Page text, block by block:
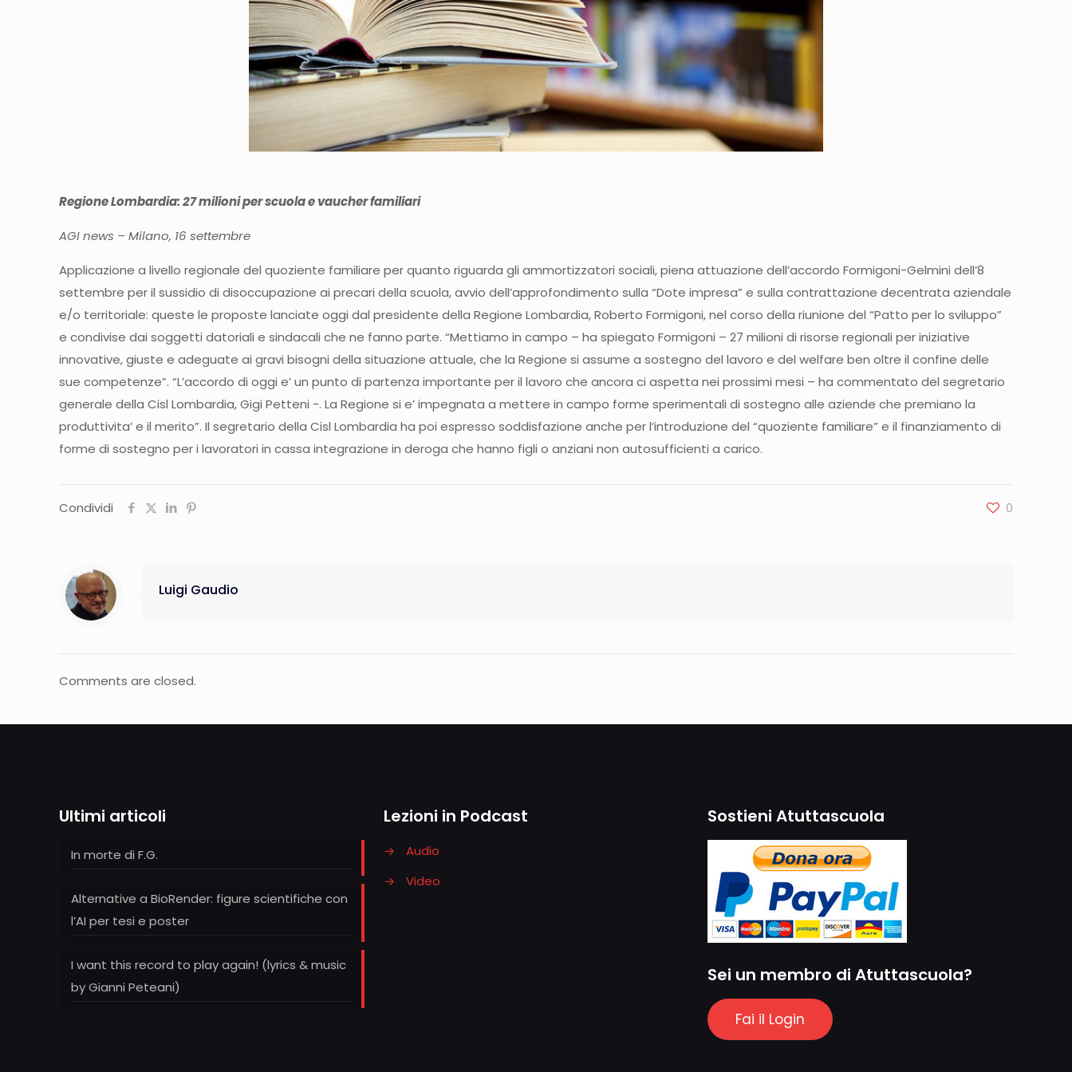
Regione Lombardia: 27 milioni per scuola e vaucher familiari
AGI news – Milano, 16 settembre
Applicazione a livello regionale del quoziente familiare per quanto riguarda gli ammortizzatori sociali, piena attuazione dell’accordo Formigoni-Gelmini dell’8
settembre per il sussidio di disoccupazione ai precari della scuola, avvio dell’approfondimento sulla “Dote impresa” e sulla contrattazione decentrata aziendale
e/o territoriale: queste le proposte lanciate oggi dal presidente della Regione Lombardia, Roberto Formigoni, nel corso della riunione del “Patto per lo sviluppo”
e condivise dai soggetti datoriali e sindacali che ne fanno parte. “Mettiamo in campo – ha spiegato Formigoni – 27 milioni di risorse regionali per iniziative
innovative, giuste e adeguate ai gravi bisogni della situazione attuale, che la Regione si assume a sostegno del lavoro e del welfare ben oltre il confine delle
sue competenze”. “L’accordo di oggi e’ un punto di partenza importante per il lavoro che ancora ci aspetta nei prossimi mesi – ha commentato del segretario
generale della Cisl Lombardia, Gigi Petteni -. La Regione si e’ impegnata a mettere in campo forme sperimentali di sostegno alle aziende che premiano la
produttivita’ e il merito”. Il segretario della Cisl Lombardia ha poi espresso soddisfazione anche per l’introduzione del “quoziente familiare” e il finanziamento di
forme di sostegno per i lavoratori in cassa integrazione in deroga che hanno figli o anziani non autosufficienti a carico.
Condividi 0
Luigi Gaudio
Comments are closed.
Ultimi articoli
In morte di F.G.
Alternative a BioRender: figure scientifiche con
l’AI per tesi e poster
I want this record to play again! (lyrics & music
by Gianni Peteani)
Lezioni in Podcast
→
Audio
→
Video
Sostieni Atuttascuola
Sei un membro di Atuttascuola?
Fai il Login